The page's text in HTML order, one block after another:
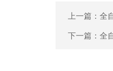
上一篇： 全
下一篇： 全